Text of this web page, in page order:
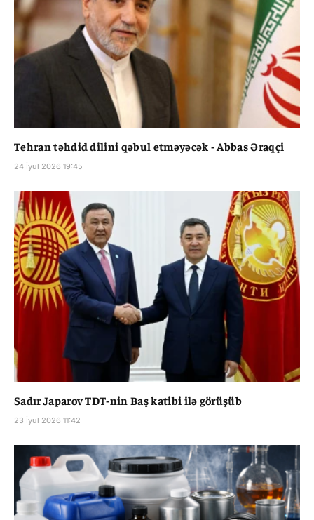
Tehran təhdid dilini qəbul etməyəcək - Abbas Əraqçi
24 İyul 2026 19:45
Sadır Japarov TDT-nin Baş katibi ilə görüşüb
23 İyul 2026 11:42